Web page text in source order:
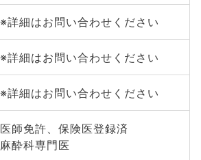
※詳細はお問い合わせください
※詳細はお問い合わせください
※詳細はお問い合わせください
医師免許、保険医登録済
麻酔科専門医